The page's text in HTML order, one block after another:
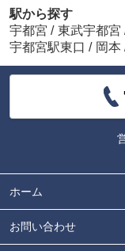
駅から探す
宇都宮 / 東武宇都宮
宇都宮駅東口 / 岡本
ホーム
お問い合わせ